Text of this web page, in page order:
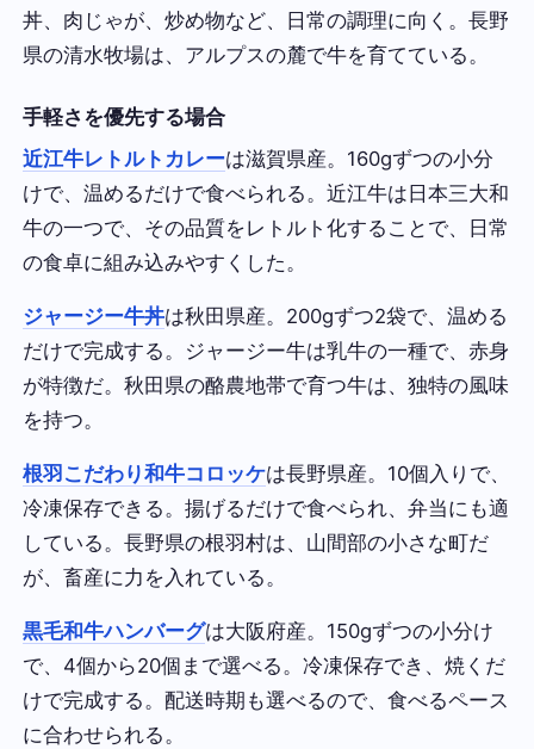
丼、肉じゃが、炒め物など、日常の調理に向く。長野
県の清水牧場は、アルプスの麓で牛を育てている。
手軽さを優先する場合
近江牛レトルトカレーは滋賀県産。160gずつの小分
けで、温めるだけで食べられる。近江牛は日本三大和
牛の一つで、その品質をレトルト化することで、日常
の食卓に組み込みやすくした。
ジャージー牛丼は秋田県産。200gずつ2袋で、温める
だけで完成する。ジャージー牛は乳牛の一種で、赤身
が特徴だ。秋田県の酪農地帯で育つ牛は、独特の風味
を持つ。
根羽こだわり和牛コロッケは長野県産。10個入りで、
冷凍保存できる。揚げるだけで食べられ、弁当にも適
している。長野県の根羽村は、山間部の小さな町だ
が、畜産に力を入れている。
黒毛和牛ハンバーグは大阪府産。150gずつの小分け
で、4個から20個まで選べる。冷凍保存でき、焼くだ
けで完成する。配送時期も選べるので、食べるペース
に合わせられる。